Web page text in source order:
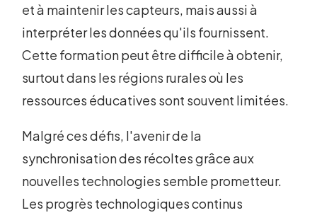
et à maintenir les capteurs, mais aussi à
interpréter les données qu'ils fournissent.
Cette formation peut être difficile à obtenir,
surtout dans les régions rurales où les
ressources éducatives sont souvent limitées.
Malgré ces défis, l'avenir de la
synchronisation des récoltes grâce aux
nouvelles technologies semble prometteur.
Les progrès technologiques continus